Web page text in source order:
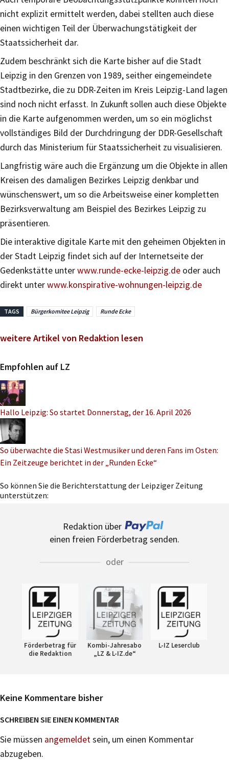
nicht explizit ermittelt werden, dabei stellten auch diese
einen wichtigen Teil der Überwachungstätigkeit der
Staatssicherheit dar.
Zudem beschränkt sich die Karte bisher auf die Stadt
Leipzig in den Grenzen von 1989, seither eingemeindete
Stadtbezirke, die zu DDR-Zeiten im Kreis Leipzig-Land lagen
sind noch nicht erfasst. In Zukunft sollen auch diese Objekte
in die Karte aufgenommen werden, um so ein möglichst
vollständiges Bild der Durchdringung der DDR-Gesellschaft
durch das Ministerium für Staatssicherheit zu visualisieren.
Langfristig wäre auch die Ergänzung um die Objekte in allen
Kreisen des damaligen Bezirkes Leipzig denkbar und
wünschenswert, um so die Arbeitsweise einer kompletten
Bezirksverwaltung am Beispiel des Bezirkes Leipzig zu
präsentieren.
Die interaktive digitale Karte mit den geheimen Objekten in
der Stadt Leipzig findet sich auf der Internetseite der
Gedenkstätte unterwww.runde-ecke-leipzig.de oder auch
direkt unterwww.konspirative-wohnungen-leipzig.de
TAGS Bürgerkomitee Leipzig Runde Ecke
weitere Artikel von Redaktion lesen
Empfohlen auf LZ
Hallo Leipzig: So startet Donnerstag, der 16. April 2026
So überwachte die Stasi Westmusiker und deren Fans im Osten:
Ein Zeitzeuge berichtet in der „Runden Ecke“
So können Sie die Berichterstattung der Leipziger Zeitung
unterstützen:
Redaktion über
einen freien Förderbetrag senden.
oder
Förderbetrag für
die Redaktion
Kombi-Jahresabo
„LZ & L-IZ.de“
L-IZ Leserclub
Keine Kommentare bisher
SCHREIBEN SIE EINEN KOMMENTAR
Sie müssen angemeldetsein, um einen Kommentar
abzugeben.